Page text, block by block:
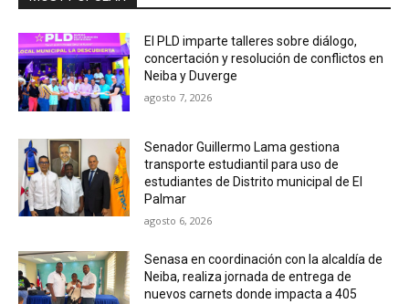
El PLD imparte talleres sobre diálogo,
concertación y resolución de conflictos en
Neiba y Duverge
agosto 7, 2026
Senador Guillermo Lama gestiona
transporte estudiantil para uso de
estudiantes de Distrito municipal de El
Palmar
agosto 6, 2026
Senasa en coordinación con la alcaldía de
Neiba, realiza jornada de entrega de
nuevos carnets donde impacta a 405